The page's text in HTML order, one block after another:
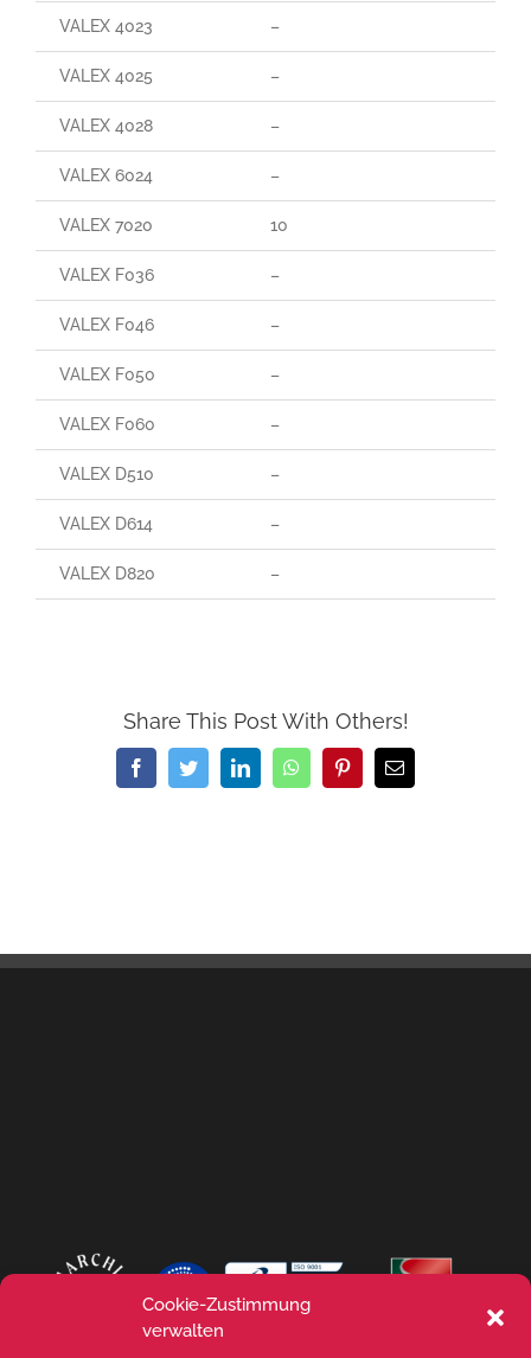
Cookie-Zustimmung
verwalten
VALEX 4023 –
VALEX 4025 –
VALEX 4028 –
VALEX 6024 –
VALEX 7020 10
VALEX F036 –
VALEX F046 –
VALEX F050 –
VALEX F060 –
VALEX D510 –
VALEX D614 –
VALEX D820 –
Share This Post With Others!
FacebookTwitterLinkedInWhatsAppPinterestEmail